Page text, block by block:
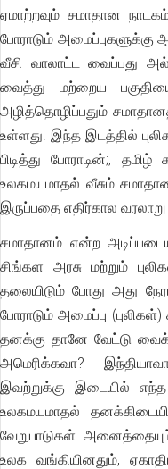
ஏமாற்றவும் சமாதான
போராடும் அமைப்புகளுக்கு
வீசி வாலாட்ட வைப்பது
வைத்து மற்றைய
அழித்தொழிப்பதும்
உள்ளது. இந்த இடத்தில்
பிடித்து போராடின்;,
உலகமயமாதல் வீசும்
இருப்பதை எதிர்கால
சமாதானம் என்ற
சிங்கள அரசு மற்றும்
தலையிடும் போது அது
போராடும் அமைப்பு
தனக்கு தானே வேட்டு
அமெரிக்கவா?
இவற்றுக்கு இடையில் எந்த
உலகமயமாதல்
வேறுபாடுகள்
உலக வங்கியினதும்,